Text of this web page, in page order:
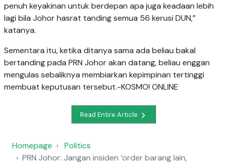
penuh keyakinan untuk berdepan apa juga keadaan lebih
lagi bila Johor hasrat tanding semua 56 kerusi DUN,”
katanya.
Sementara itu, ketika ditanya sama ada beliau bakal
bertanding pada PRN Johor akan datang, beliau enggan
mengulas sebaliknya membiarkan kepimpinan tertinggi
membuat keputusan tersebut.-KOSMO! ONLINE
Read Entire Article
Homepage
Politics
PRN Johor: Jangan insiden ‘order barang lain,